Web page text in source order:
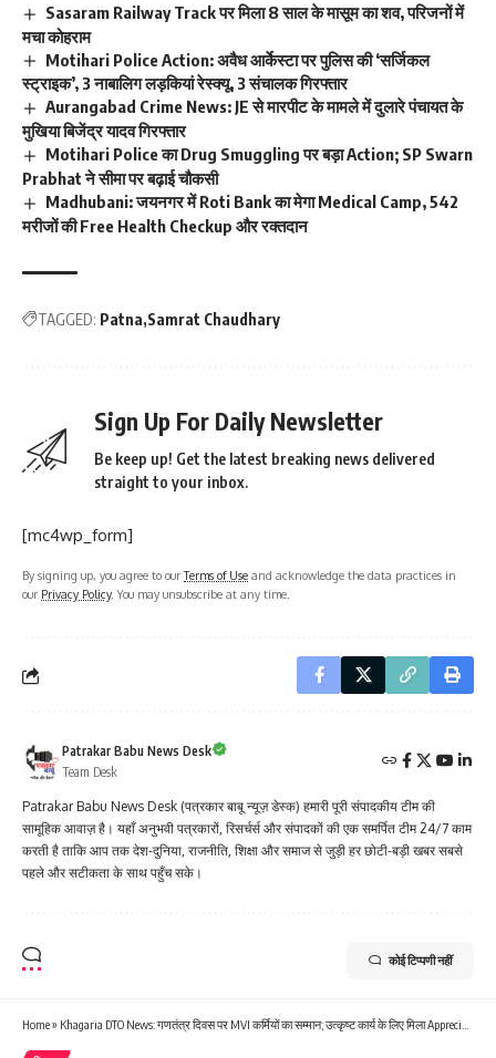
Sasaram Railway Track पर मिला 8 साल के मासूम का शव, परिजनों में
मचा कोहराम
Motihari Police Action: अवैध आर्केस्टा पर पुलिस की ‘सर्जिकल
स्ट्राइक’, 3 नाबालिग लड़कियां रेस्क्यू, 3 संचालक गिरफ्तार
Aurangabad Crime News: JE से मारपीट के मामले में दुलारे पंचायत के
मुखिया बिजेंद्र यादव गिरफ्तार
Motihari Police का Drug Smuggling पर बड़ा Action; SP Swarn
Prabhat ने सीमा पर बढ़ाई चौकसी
Madhubani: जयनगर में Roti Bank का मेगा Medical Camp, 542
मरीजों की Free Health Checkup और रक्तदान
TAGGED: Patna Samrat Chaudhary
Sign Up For Daily Newsletter
Be keep up! Get the latest breaking news delivered
straight to your inbox.
[mc4wp_form]
By signing up, you agree to ourTerms of Use and acknowledge the data practices in
our Privacy Policy. You may unsubscribe at any time.
Patrakar Babu News Desk
Team Desk
Patrakar Babu News Desk (पत्रकार बाबू न्यूज़ डेस्क) हमारी पूरी संपादकीय टीम की
सामूहिक आवाज़ है। यहाँ अनुभवी पत्रकारों, रिसर्चर्स और संपादकों की एक समर्पित टीम 24/7 काम
करती है ताकि आप तक देश-दुनिया, राजनीति, शिक्षा और समाज से जुड़ी हर छोटी-बड़ी खबर सबसे
पहले और सटीकता के साथ पहुँच सके।
कोई टिप्पणी नहीं
Home» Khagaria DTO News: गणतंत्र दिवस पर MVI कर्मियों का सम्मान; उत्कृष्ट कार्य के लिए मिला Appreciation Letter